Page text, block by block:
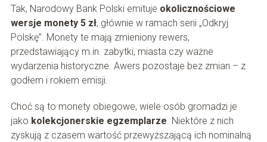
Tak, Narodowy Bank Polski emituje okolicznościowe
wersje monety 5 zł, głównie w ramach serii „Odkryj
Polskę”. Monety te mają zmieniony rewers,
przedstawiający m.in. zabytki, miasta czy ważne
wydarzenia historyczne. Awers pozostaje bez zmian – z
godłem i rokiem emisji.
Choć są to monety obiegowe, wiele osób gromadzi je
jako kolekcjonerskie egzemplarze. Niektóre z nich
zyskują z czasem wartość przewyższającą ich nominalną